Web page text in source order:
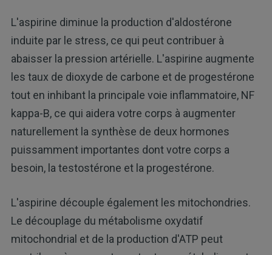
L'aspirine diminue la production d'aldostérone
induite par le stress, ce qui peut contribuer à
abaisser la pression artérielle. L'aspirine augmente
les taux de dioxyde de carbone et de progestérone
tout en inhibant la principale voie inflammatoire, NF
kappa-B, ce qui aidera votre corps à augmenter
naturellement la synthèse de deux hormones
puissamment importantes dont votre corps a
besoin, la testostérone et la progestérone.
L'aspirine découple également les mitochondries.
Le découplage du métabolisme oxydatif
mitochondrial et de la production d'ATP peut